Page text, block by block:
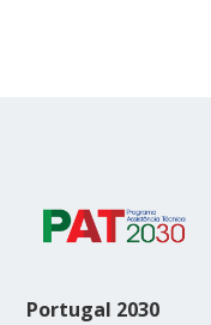
Portugal 2030